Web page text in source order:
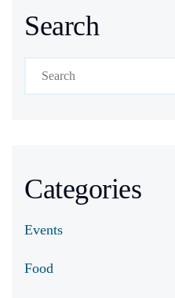
Search
Categories
Events
Food